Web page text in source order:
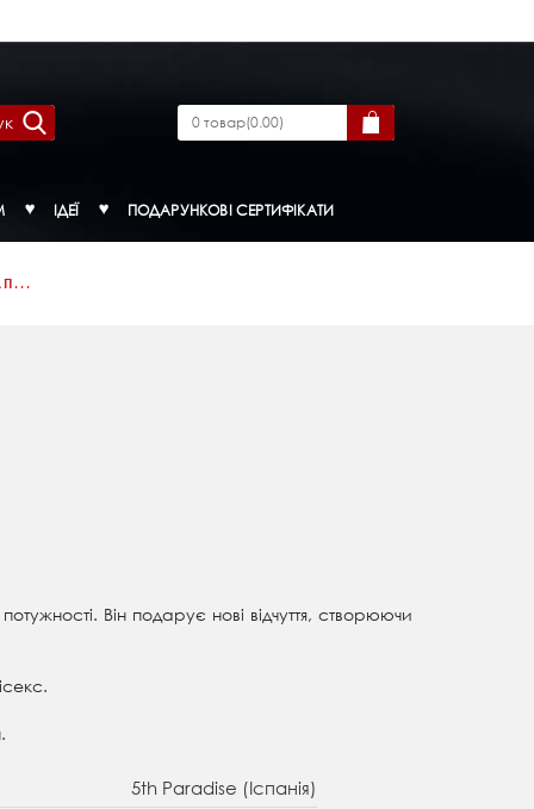
0товар(0.00)
ІДЕЇ ПОДАРУНКОВІ СЕРТИФІКАТИ
Він подарує нові відчуття, створюючи
5th Paradise (Іспанія)